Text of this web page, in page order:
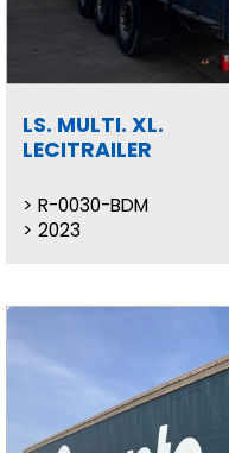
LS. MULTI. XL.
LECITRAILER
R-0030-BDM
2023